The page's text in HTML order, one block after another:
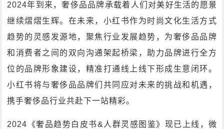
2024年到来，奢侈品品牌承载着人们对美好生活的愿景
继续熠熠生辉。在未来，小红书作为时尚文化生活方式
趋势的灵感发源地，聚焦行业发展趋势，为奢侈品品牌
和消费者之间的双向沟通架起桥梁，助力品牌进行全方
位的品牌形象建设，精准打通线上线下形成生意闭环。
小红书将与奢侈品品牌们共同应对未来的挑战和机遇，
携手奢侈品行业共赴下一站精彩。
2024《奢品趋势白皮书&人群灵感图鉴》现已上线，微